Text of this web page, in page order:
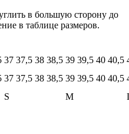
в большую сторону до
в таблице размеров.
37 37,5 38 38,5 39 39,5 40 40,5
37 37,5 38 38,5 39 39,5 40 40,5
S M